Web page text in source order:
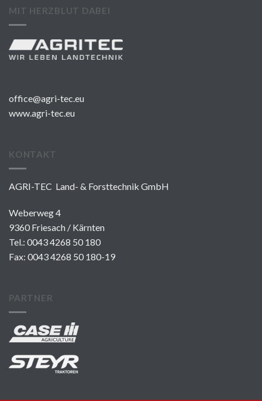
MIT HERZBLUT DABEI
office@agri-tec.eu
www.agri-tec.eu
KONTAKT
AGRI-TEC Land- & Forsttechnik GmbH
Weberweg 4
9360 Friesach / Kärnten
Tel.: 0043 4268 50 180
Fax: 0043 4268 50 180-19
PARTNER